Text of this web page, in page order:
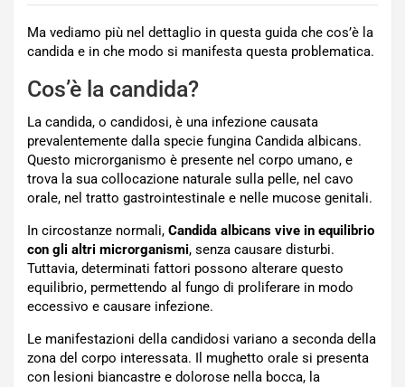
Ma vediamo più nel dettaglio in questa guida che cos’è la
candida e in che modo si manifesta questa problematica.
Cos’è la candida?
La candida, o candidosi, è una infezione causata
prevalentemente dalla specie fungina Candida albicans.
Questo microrganismo è presente nel corpo umano, e
trova la sua collocazione naturale sulla pelle, nel cavo
orale, nel tratto gastrointestinale e nelle mucose genitali.
In circostanze normali, Candida albicans vive in equilibrio
con gli altri microrganismi, senza causare disturbi.
Tuttavia, determinati fattori possono alterare questo
equilibrio, permettendo al fungo di proliferare in modo
eccessivo e causare infezione.
Le manifestazioni della candidosi variano a seconda della
zona del corpo interessata. Il mughetto orale si presenta
con lesioni biancastre e dolorose nella bocca, la